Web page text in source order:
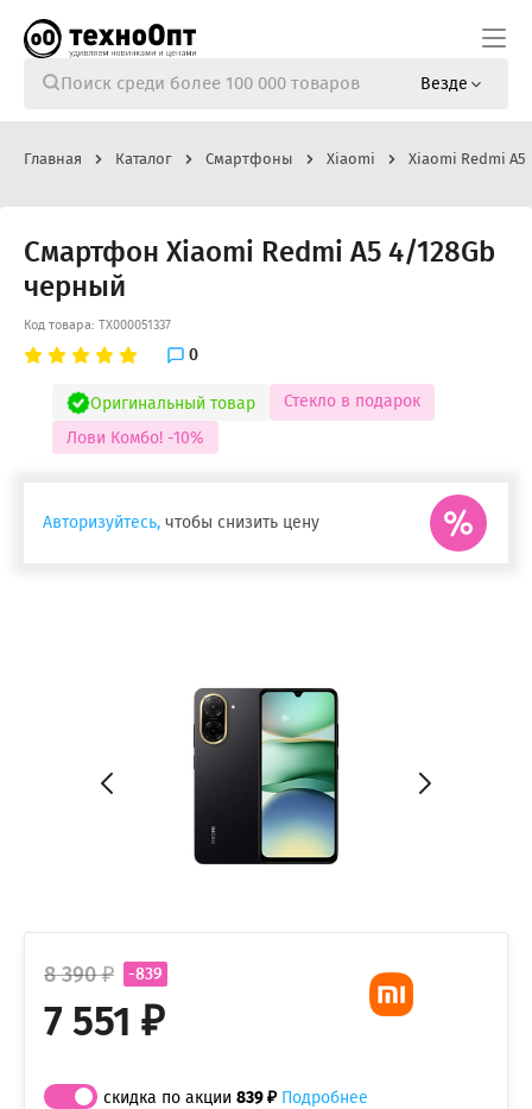
Везде
Главная Каталог Смартфоны Xiaomi Xiaomi Redmi A5
Смартфон Xiaomi Redmi A5 4/128Gb
черный
Код товара: ТХ000051337
0
Оригинальный товар
Стекло в подарок
Лови Комбо! -10%
Авторизуйтесь, чтобы снизить цену
-839
8 390 ₽
7 551 ₽
скидка по акции 839 ₽ Подробнее